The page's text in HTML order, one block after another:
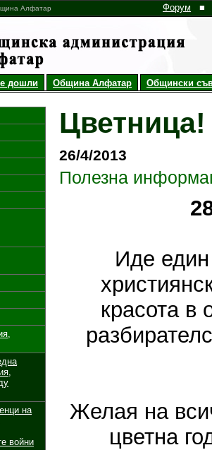
Алфатар Форум ■
дошли Община Алфатар Общински
на
войни
Цветница!
26/4/2013
Полезна
Иде един
красота в
Желая на
цветна